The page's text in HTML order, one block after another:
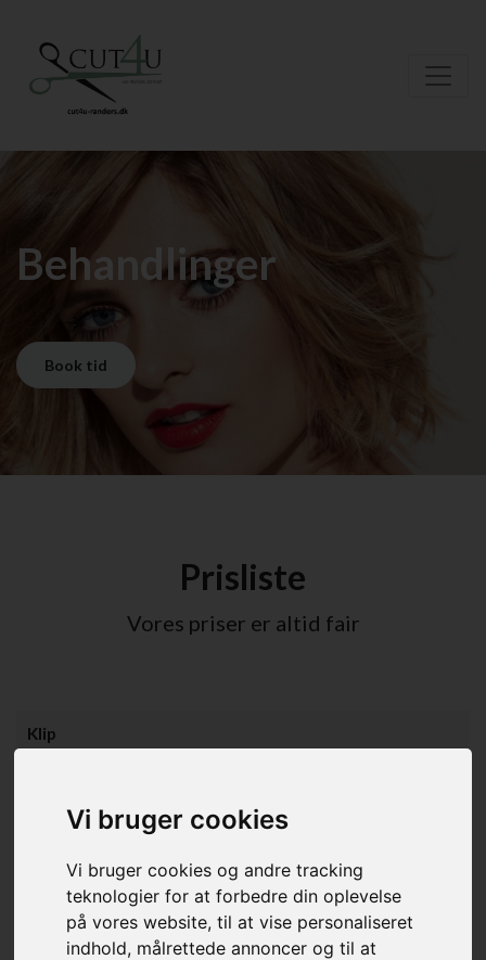
Vi bruger cookies
Vi bruger cookies og andre tracking
teknologier for at forbedre din oplevelse
på vores website, til at vise personaliseret
indhold, målrettede annoncer og til at
Behandlinger
Book tid
Prisliste
Vores priser er altid fair
Klip
Maskine klip
Herreklip
Dameklip 435,00 DKK